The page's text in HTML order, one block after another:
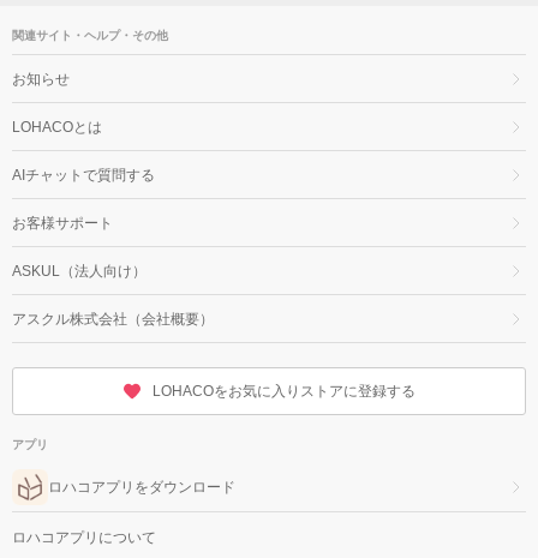
関連サイト・ヘルプ・その他
お知らせ
LOHACOとは
AIチャットで質問する
お客様サポート
ASKUL（法人向け）
アスクル株式会社（会社概要）
LOHACOをお気に入りストアに登録する
アプリ
ロハコアプリをダウンロード
ロハコアプリについて